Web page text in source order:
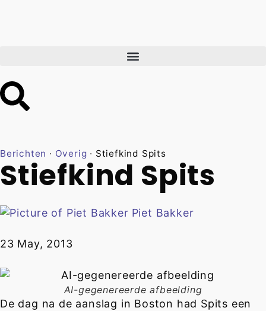
Berichten · Overig · Stiefkind Spits
Stiefkind Spits
Piet Bakker
23 May, 2013
AI-gegenereerde afbeelding
De dag na de aanslag in Boston had Spits een